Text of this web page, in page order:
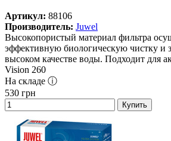
Артикул: 88106
Производитель: Juwel
Высокопористый материал фильтра
эффективную биологическую чистку и
высоком качестве воды. Подходит для
Vision 260
На складе ⓘ
530 грн
Купить